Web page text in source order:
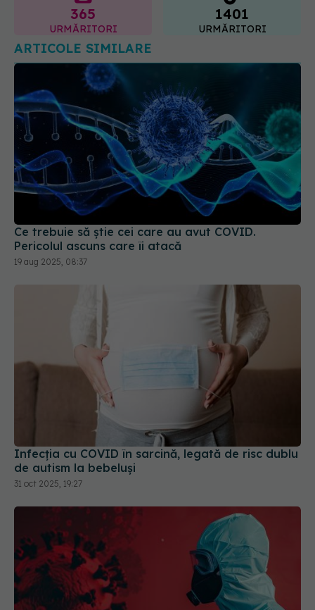
Ce trebuie să știe cei care au avut COVID.
Pericolul ascuns care îi atacă
19 aug 2025, 08:37
Infecția cu COVID în sarcină, legată de risc dublu
de autism la bebeluși